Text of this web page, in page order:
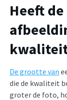
Heeft
De grootte van
die de kwaliteit
groter de foto,